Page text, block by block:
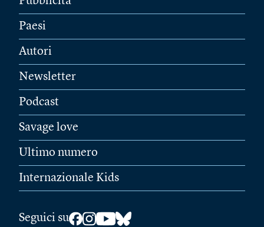
Paesi
Autori
Newsletter
Podcast
Savage love
Ultimo numero
Internazionale Kids
Seguici su